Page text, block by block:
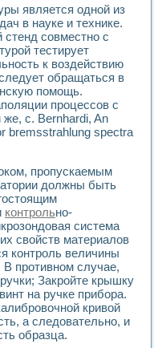
по дисциплине «Цифровые
ИНС на основе LabVIEW
основам теории коммутации
для создания
исследования течения в
«Изучение магнитных
основ интерфейсов обмена по
изучение адиабатического
переходных
измерений с
комплекс. Назначение. Состав.
NATIONAL INSTRUMENTS
и корреляционный
принципа действия
обеспечение учебных
практикум для изучения
средствами LabVIEW
для исследования
лабораторный
реставрации одномерных
NATIONAL INSTRUMENTS в
является одной из
в науке и технике.
совместно с
тестирует
к воздействию
обращаться в
помощь.
процессов с
с. Bernhardi, An
bremsstrahlung spectra
пропускаемым
должны быть
контрольно-
система
свойств материалов
контроль величины
В противном случае,
Закройте крышку
на ручке прибора.
кривой
а следовательно, и
образца.